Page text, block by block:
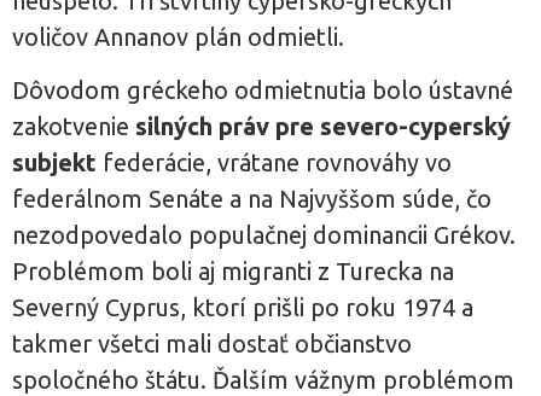
voličov Annanov plán odmietli.
Dôvodom gréckeho odmietnutia bolo ústavné
zakotvenie silných práv pre severo-cyperský
subjekt federácie, vrátane rovnováhy vo
federálnom Senáte a na Najvyššom súde, čo
nezodpovedalo populačnej dominancii Grékov.
Problémom boli aj migranti z Turecka na
Severný Cyprus, ktorí prišli po roku 1974 a
takmer všetci mali dostať občianstvo
spoločného štátu. Ďalším vážnym problémom